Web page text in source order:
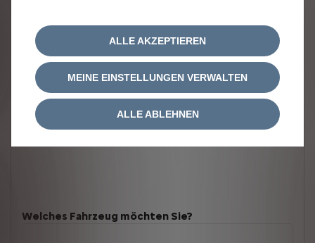
Welches Fahrzeug möchten Sie?
MEINE EINSTELLUNGEN VERWALTEN
ALLE AKZEPTIEREN
ALLE ABLEHNEN